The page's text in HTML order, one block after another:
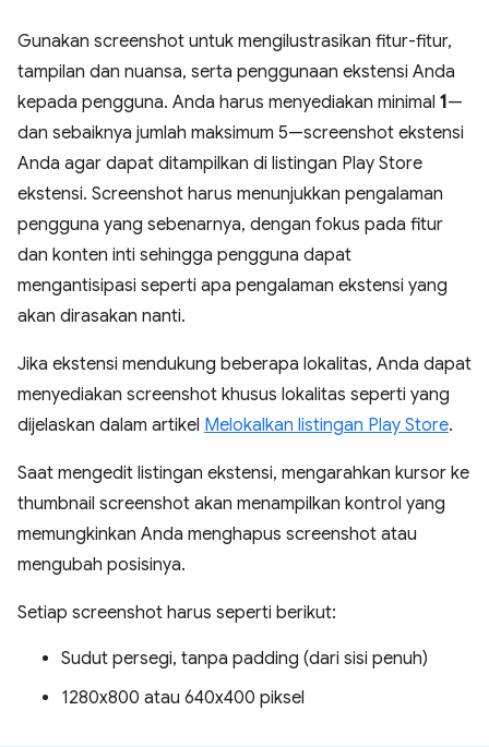
Gunakan screenshot untuk mengilustrasikan fitur-fitur,
tampilan dan nuansa, serta penggunaan ekstensi Anda
kepada pengguna. Anda harus menyediakan minimal 1—
dan sebaiknya jumlah maksimum 5—screenshot ekstensi
Anda agar dapat ditampilkan di listingan Play Store
ekstensi. Screenshot harus menunjukkan pengalaman
pengguna yang sebenarnya, dengan fokus pada fitur
dan konten inti sehingga pengguna dapat
mengantisipasi seperti apa pengalaman ekstensi yang
akan dirasakan nanti.
Jika ekstensi mendukung beberapa lokalitas, Anda dapat
menyediakan screenshot khusus lokalitas seperti yang
dijelaskan dalam artikel Melokalkan listingan Play Store.
Saat mengedit listingan ekstensi, mengarahkan kursor ke
thumbnail screenshot akan menampilkan kontrol yang
memungkinkan Anda menghapus screenshot atau
mengubah posisinya.
Setiap screenshot harus seperti berikut:
Sudut persegi, tanpa padding (dari sisi penuh)
1280x800 atau 640x400 piksel